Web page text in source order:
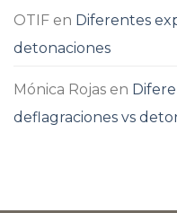
OTIF en Diferentes
detonaciones
Mónica Rojas en
deflagraciones vs